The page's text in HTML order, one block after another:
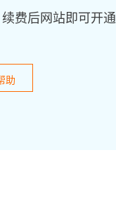
费后网站即可开通
助